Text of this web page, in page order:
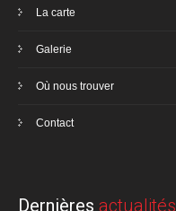
La carte
Galerie
Où nous trouver
Contact
Dernières actualités